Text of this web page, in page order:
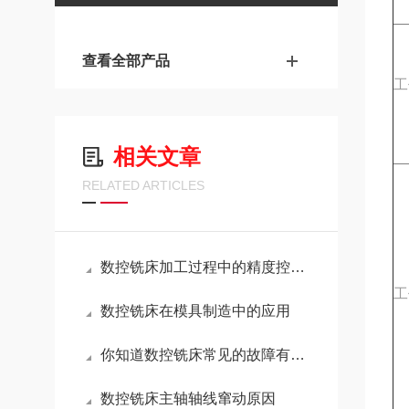
查看全部产品
相关文章
RELATED ARTICLES
数控铣床加工过程中的精度控制与误差分析
数控铣床在模具制造中的应用
你知道数控铣床常见的故障有哪些吗？
数控铣床主轴轴线窜动原因